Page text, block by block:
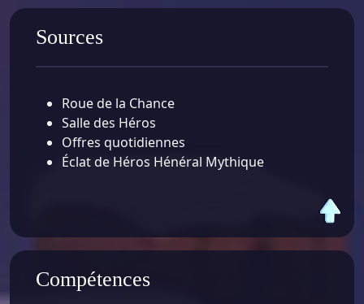
Sources
Roue de la Chance
Salle des Héros
Offres quotidiennes
Éclat de Héros Hénéral Mythique
Compétences